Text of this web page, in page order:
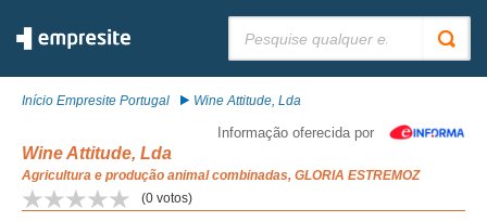
Início Empresite Portugal Wine Attitude, Lda
Informação oferecida por
Wine Attitude, Lda
Agricultura e produção animal combinadas, GLORIA ESTREMOZ
(0 votos)